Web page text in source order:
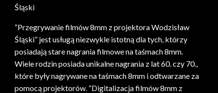
Śląski
“Przegrywanie filmów 8mm z projektora Wodzisław
Śląski” jest usługą niezwykle istotną dla tych, którzy
posiadają stare nagrania filmowe na taśmach 8mm.
Wiele rodzin posiada unikalne nagrania z lat 60. czy 70.,
które były nagrywane na taśmach 8mm i odtwarzane za
pomocą projektorów. “Digitalizacja filmów 8mm z